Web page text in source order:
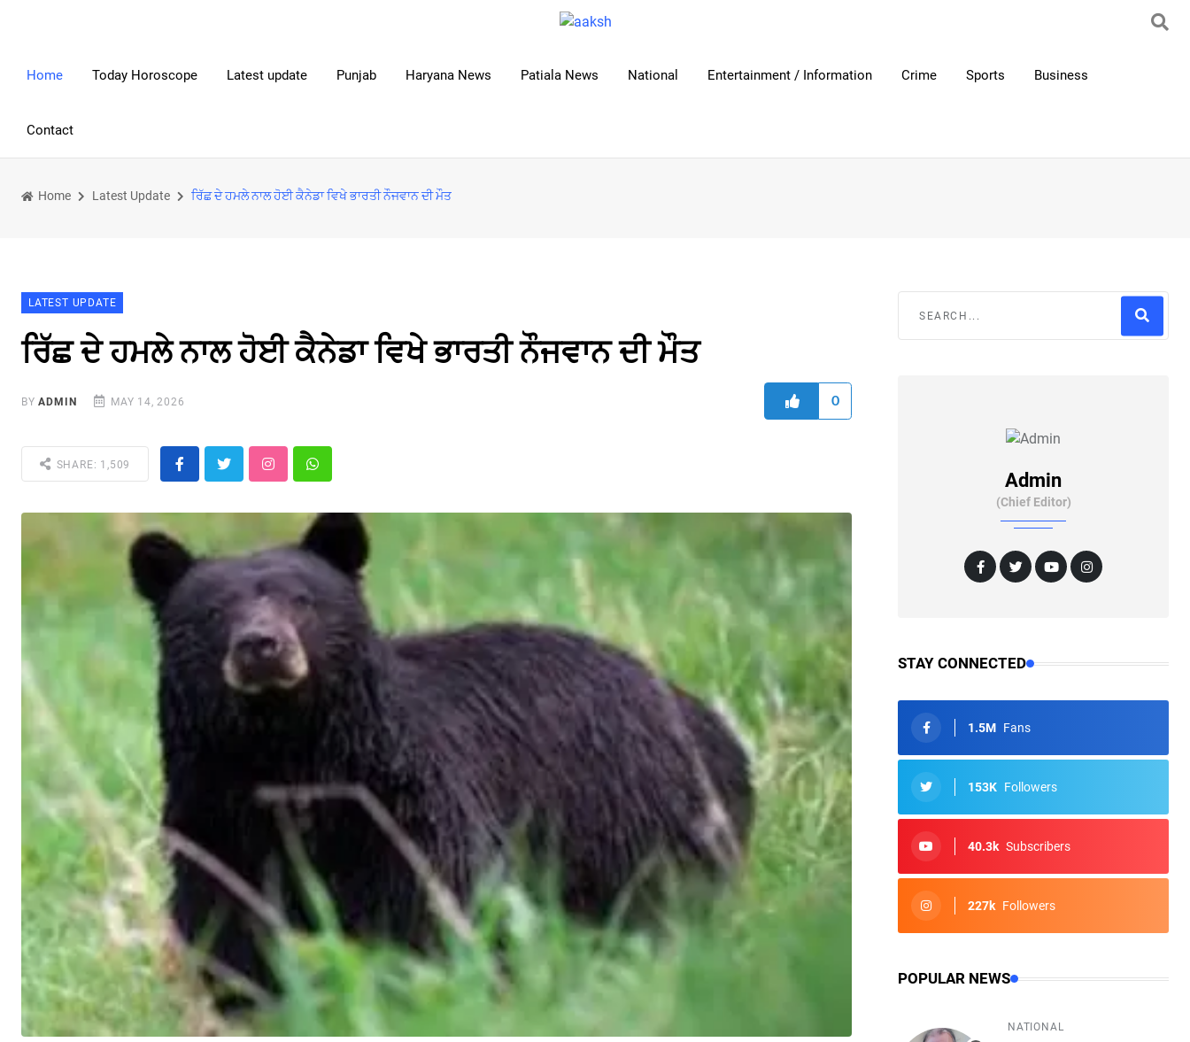
Home Today Horoscope Latest update Punjab Haryana News Patiala News National Entertainment / Information Crime Sports Business
Contact
Home Latest Update ਰਿੱਛ ਦੇ ਹਮਲੇ ਨਾਲ ਹੋਈ ਕੈਨੇਡਾ ਵਿਖੇ ਭਾਰਤੀ ਨੌਜਵਾਨ ਦੀ ਮੌਤ
LATEST UPDATE
ਰਿੱਛ ਦੇ ਹਮਲੇ ਨਾਲ ਹੋਈ ਕੈਨੇਡਾ ਵਿਖੇ ਭਾਰਤੀ ਨੌਜਵਾਨ ਦੀ ਮੌਤ
BYADMIN MAY 14, 2026 0
SHARE: 1,509
Admin
(Chief Editor)
STAY CONNECTED
1.5M Fans
153K Followers
40.3k Subscribers
227k Followers
POPULAR NEWS
NATIONAL